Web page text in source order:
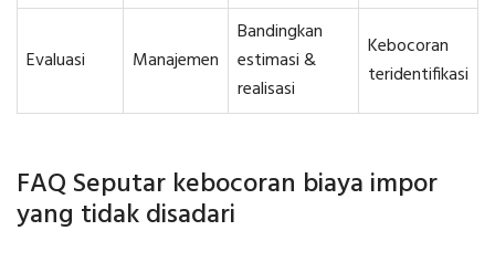
Evaluasi Manajemen
Bandingkan
estimasi &
realisasi
Kebocoran
teridentifikasi
FAQ Seputar kebocoran biaya impor
yang tidak disadari